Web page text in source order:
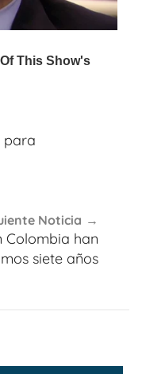
para
Noticia
Colombia han
siete años